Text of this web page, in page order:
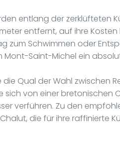
entlang der zerklüfteten
entfernt, auf ihre
zum Schwimmen oder
Mont-Saint-Michel ein
die Qual der Wahl zwischen
sich von einer bretonischen
verführen. Zu den
die für ihre raffinierte